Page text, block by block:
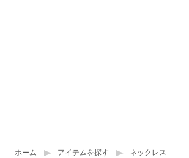
ホーム アイテムを探す
ネックレス